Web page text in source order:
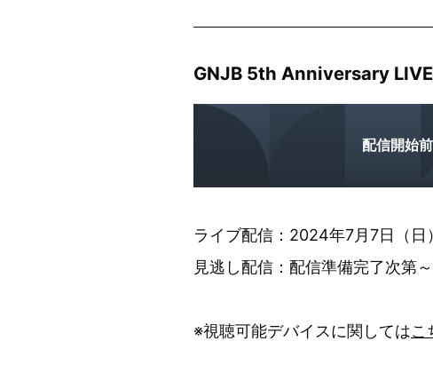
GNJB 5th Anniversary LIVE
配信開始
ライブ配信：2024年7月7日（
見逃し配信：配信準備完了次第
※視聴可能デバイスに関してはこ